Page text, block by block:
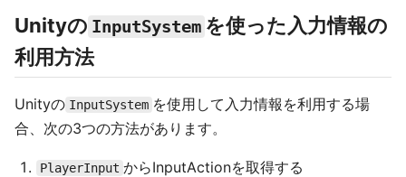
Unityの InputSystem を使った入力情報の
利用方法
Unityの InputSystem を使用して入力情報を利用する場
合、次の3つの方法があります。
PlayerInput からInputActionを取得する